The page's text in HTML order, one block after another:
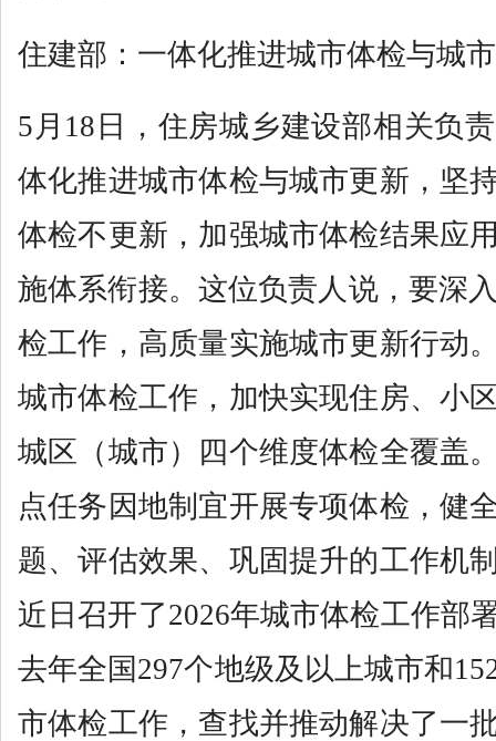
住建部：一体化推进城市体检与城
5月18日，住房城乡建设部相关负
体化推进城市体检与城市更新，坚
体检不更新，加强城市体检结果应
施体系衔接。这位负责人说，要深
检工作，高质量实施城市更新行动
城市体检工作，加快实现住房、小
城区（城市）四个维度体检全覆盖
点任务因地制宜开展专项体检，健
题、评估效果、巩固提升的工作机
近日召开了2026年城市体检工作部
去年全国297个地级及以上城市和
市体检工作，查找并推动解决了一